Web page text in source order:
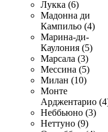
Лукка (6)
Мадонна ди
Кампильо (4)
Марина-ди-
Каулония (5)
Марсала (3)
Мессина (5)
Милан (10)
Монте
Арджентарио
Неббьюно (3)
Неттуно (9)